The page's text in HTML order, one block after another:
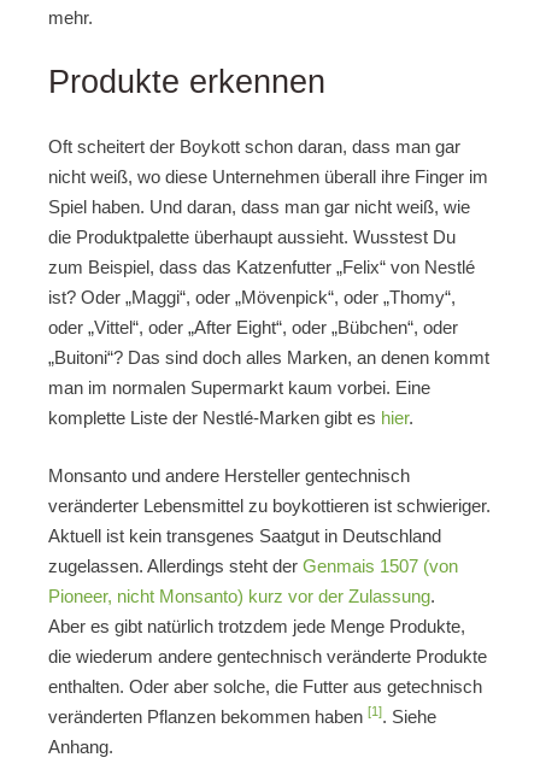
mehr.
Produkte erkennen
Oft scheitert der Boykott schon daran, dass man gar
nicht weiß, wo diese Unternehmen überall ihre Finger im
Spiel haben. Und daran, dass man gar nicht weiß, wie
die Produktpalette überhaupt aussieht. Wusstest Du
zum Beispiel, dass das Katzenfutter „Felix“ von Nestlé
ist? Oder „Maggi“, oder „Mövenpick“, oder „Thomy“,
oder „Vittel“, oder „After Eight“, oder „Bübchen“, oder
„Buitoni“? Das sind doch alles Marken, an denen kommt
man im normalen Supermarkt kaum vorbei. Eine
komplette Liste der Nestlé-Marken gibt es hier.
Monsanto und andere Hersteller gentechnisch
veränderter Lebensmittel zu boykottieren ist schwieriger.
Aktuell ist kein transgenes Saatgut in Deutschland
zugelassen. Allerdings steht der Genmais 1507 (von
Pioneer, nicht Monsanto) kurz vor der Zulassung.
Aber es gibt natürlich trotzdem jede Menge Produkte,
die wiederum andere gentechnisch veränderte Produkte
enthalten. Oder aber solche, die Futter aus getechnisch
veränderten Pflanzen bekommen haben [1]. Siehe
Anhang.